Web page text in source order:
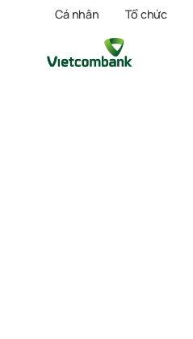
Cá nhân Tổ chức